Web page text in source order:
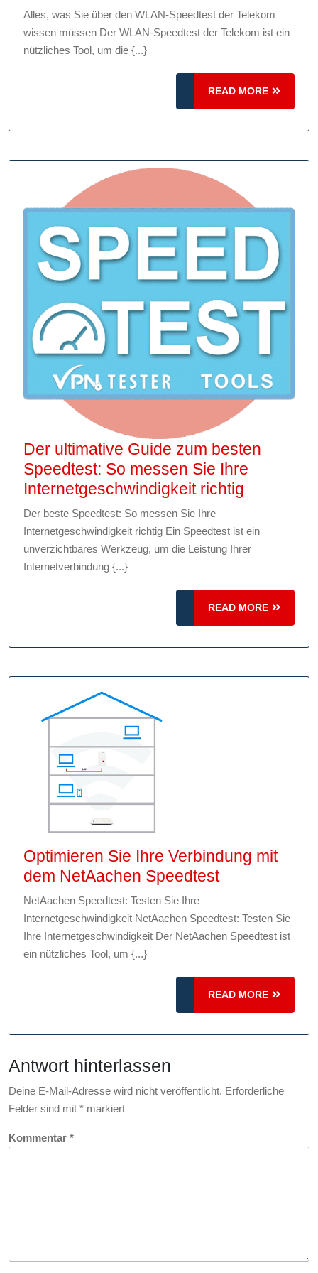
im
Blick:
WLAN-
Speedtest
der
Telekom
optimale
Verbindungsqualität
Alles, was Sie über den WLAN-Speedtest der Telekom
wissen müssen Der WLAN-Speedtest der Telekom ist ein
nützliches Tool, um die {...}
READ MORE
READ
MORE
Der ultimative Guide zum besten
Speedtest: So messen Sie Ihre
Internetgeschwindigkeit richtig
Guide
zum
So
messen
Sie
Der beste Speedtest: So messen Sie Ihre
Internetgeschwindigkeit richtig Ein Speedtest ist ein
unverzichtbares Werkzeug, um die Leistung Ihrer
Internetverbindung {...}
READ MORE
READ
MORE
Optimieren Sie Ihre Verbindung mit
dem NetAachen SpeedtestOptimieren
Ihre
Verbindung
dem
NetAachen
Speedtest
NetAachen Speedtest: Testen Sie Ihre
Internetgeschwindigkeit NetAachen Speedtest: Testen Sie
Ihre Internetgeschwindigkeit Der NetAachen Speedtest ist
ein nützliches Tool, um {...}
READ MORE
READ
MORE
Antwort hinterlassen
Deine E-Mail-Adresse wird nicht veröffentlicht. Erforderliche
Felder sind mit * markiert
Kommentar *